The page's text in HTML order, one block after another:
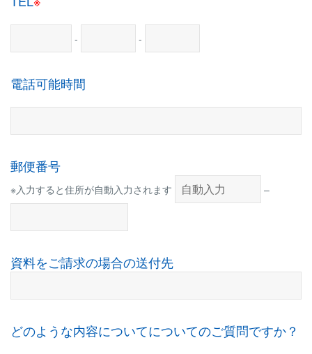
- -
電話可能時間
郵便番号
※入力すると住所が自動入力されます –
資料をご請求の場合の送付先
どのような内容についてについてのご質問ですか？